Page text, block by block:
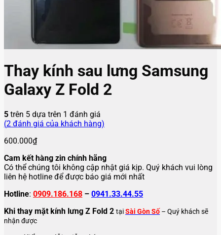
Thay kính sau lưng Samsung
Galaxy Z Fold 2
5 trên 5 dựa trên 1 đánh giá
(2 đánh giá của khách hàng)
600.000₫
Cam kết hàng zin chính hãng
Có thể chúng tôi không cập nhật giá kịp. Quý khách vui lòng
liên hệ hotline để được báo giá mới nhất
Hotline: 0909.186.168 – 0941.33.44.55
Khi thay mặt kính lưng Z Fold 2 tạiSài Gòn Số – Quý khách sẽ
nhận được